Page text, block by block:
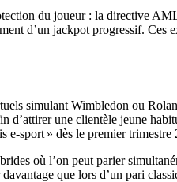
du joueur : la directive
d’un jackpot progressif. Ces
simulant Wimbledon ou
d’attirer une clientèle jeune
e‑sport » dès le premier trimestre
où l’on peut parier
que lors d’un pari